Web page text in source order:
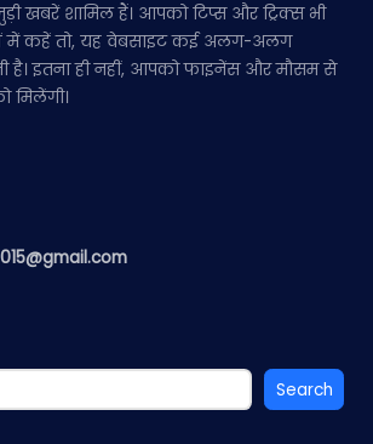
खबरें शामिल हैं। आपको टिप्स और ट्रिक्स भी
में कहें तो, यह वेबसाइट कई अलग-अलग
है। इतना ही नहीं, आपको फाइनेंस और मौसम से
मिलेंगी।
Search